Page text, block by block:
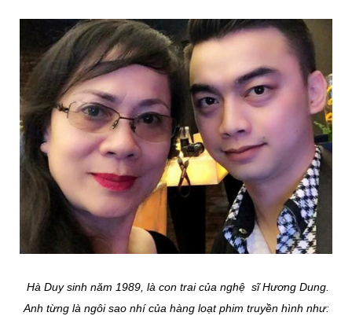
Hà Duy sinh năm 1989, là con trai của nghệ sĩ Hương Dung.
Anh từng là ngôi sao nhí của hàng loạt phim truyền hình như: